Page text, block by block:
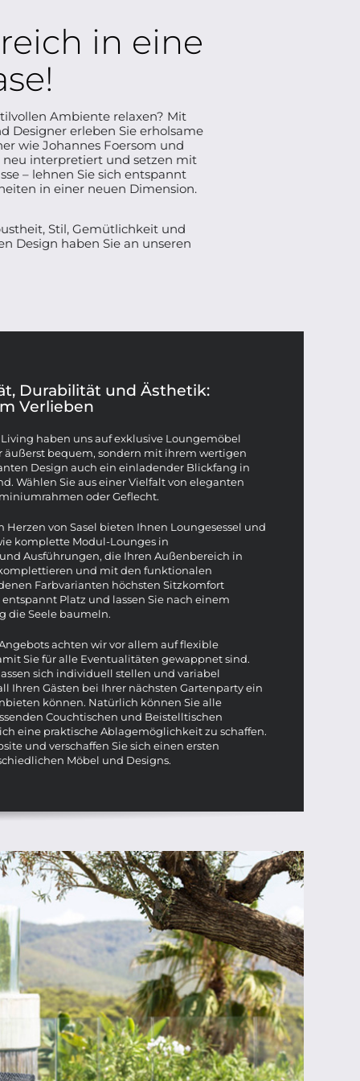
in eine
Ambiente relaxen? Mit
Designer erleben Sie erholsame
wie Johannes Foersom und
neu interpretiert und setzen mit
– lehnen Sie sich entspannt
in einer neuen Dimension.
Stil, Gemütlichkeit und
Design haben Sie an unseren
Durabilität und Ästhetik:
Verlieben
haben uns auf exklusive Loungemöbel
äußerst bequem, sondern mit ihrem wertigen
Design auch ein einladender Blickfang in
Wählen Sie aus einer Vielfalt von eleganten
oder Geflecht.
von Sasel bieten Ihnen Loungesessel und
komplette Modul-Lounges in
Ausführungen, die Ihren Außenbereich in
und mit den funktionalen
Farbvarianten höchsten Sitzkomfort
Platz und lassen Sie nach einem
die Seele baumeln.
achten wir vor allem auf flexible
Sie für alle Eventualitäten gewappnet sind.
sich individuell stellen und variabel
Ihren Gästen bei Ihrer nächsten Gartenparty ein
können. Natürlich können Sie alle
Couchtischen und Beistelltischen
eine praktische Ablagemöglichkeit zu schaffen.
und verschaffen Sie sich einen ersten
Möbel und Designs.